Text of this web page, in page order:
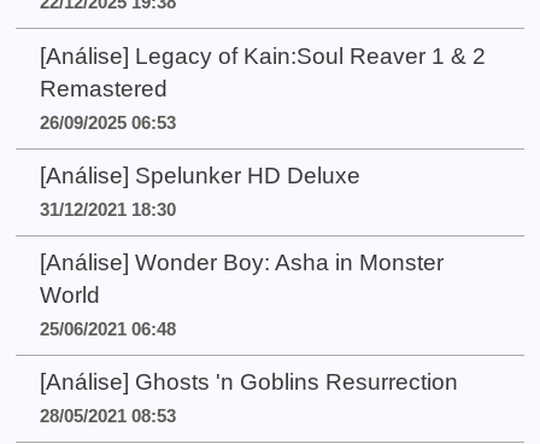
[Análise] Legacy of Kain:Soul Reaver 1 & 2
Remastered
26/09/2025 06:53
[Análise] Spelunker HD Deluxe
31/12/2021 18:30
[Análise] Wonder Boy: Asha in Monster
World
25/06/2021 06:48
[Análise] Ghosts 'n Goblins Resurrection
28/05/2021 08:53